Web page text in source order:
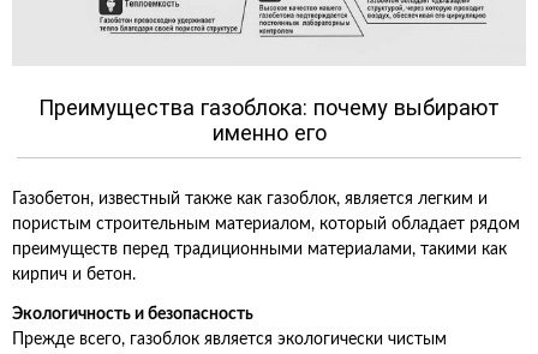
Преимущества газоблока: почему выбирают
именно его
Газобетон, известный также как газоблок, является легким и
пористым строительным материалом, который обладает рядом
преимуществ перед традиционными материалами, такими как
кирпич и бетон.
Экологичность и безопасность
Прежде всего, газоблок является экологически чистым